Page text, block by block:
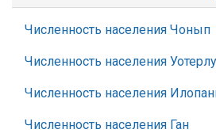
Численность населения Чонып
Численность населения Уотерлу
Численность населения
Численность населения Ган